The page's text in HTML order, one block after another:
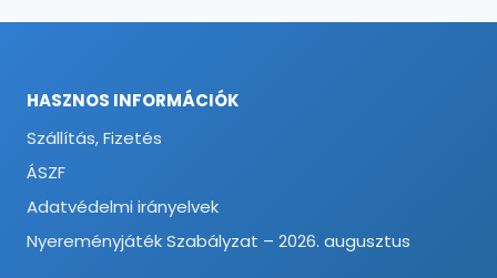
HASZNOS INFORMÁCIÓK
Szállítás, Fizetés
ÁSZF
Adatvédelmi irányelvek
Nyereményjáték Szabályzat – 2026. augusztus